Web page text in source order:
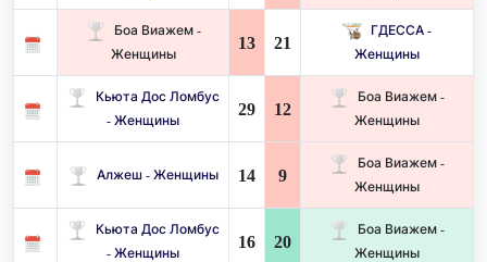
Боа Виажем -
Женщины
13 21
ГДЕССА -
Женщины
Кьюта Дос Ломбус
- Женщины
29 12
Боа Виажем -
Женщины
Алжеш - Женщины 14 9
Боа Виажем -
Женщины
Кьюта Дос Ломбус
- Женщины
16 20
Боа Виажем -
Женщины